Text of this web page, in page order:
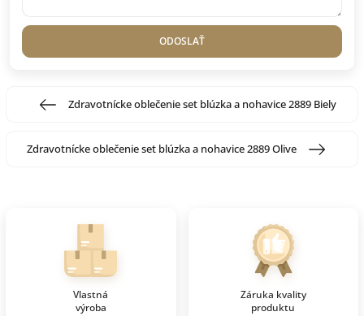
ODOSLAŤ
Zdravotnícke oblečenie set blúzka a nohavice 2889 Biely
Zdravotnícke oblečenie set blúzka a nohavice 2889 Olive
Vlastná
výroba
Záruka kvality
produktu